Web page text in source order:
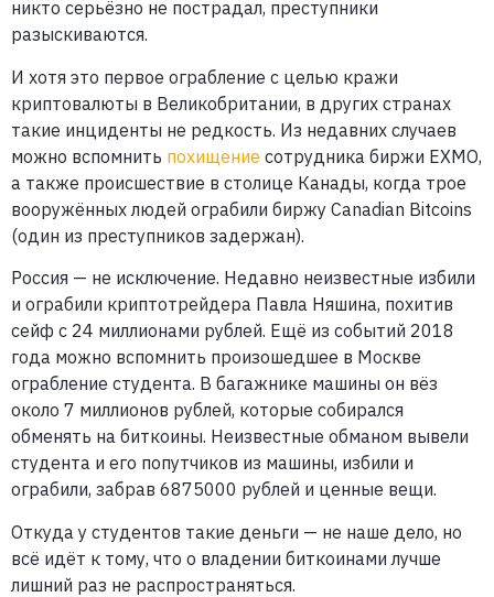
никто серьёзно не пострадал, преступники
разыскиваются.
И хотя это первое ограбление с целью кражи
криптовалюты в Великобритании, в других странах
такие инциденты не редкость. Из недавних случаев
можно вспомнить похищение сотрудника биржи EXMO,
а также происшествие в столице Канады, когда трое
вооружённых людей ограбили биржу Canadian Bitcoins
(один из преступников задержан).
Россия — не исключение. Недавно неизвестные избили
и ограбили криптотрейдера Павла Няшина, похитив
сейф с 24 миллионами рублей. Ещё из событий 2018
года можно вспомнить произошедшее в Москве
ограбление студента. В багажнике машины он вёз
около 7 миллионов рублей, которые собирался
обменять на биткоины. Неизвестные обманом вывели
студента и его попутчиков из машины, избили и
ограбили, забрав 6875000 рублей и ценные вещи.
Откуда у студентов такие деньги — не наше дело, но
всё идёт к тому, что о владении биткоинами лучше
лишний раз не распространяться.